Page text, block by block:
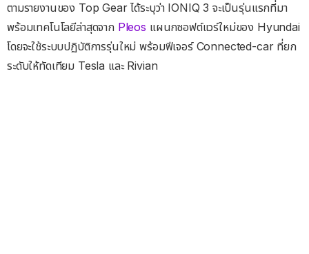
ตามรายงานของ Top Gear ได้ระบุว่า IONIQ 3 จะเป็นรุ่นแรกที่มา
พร้อมเทคโนโลยีล่าสุดจาก Pleos แผนกซอฟต์แวร์ใหม่ของ Hyundai
โดยจะใช้ระบบปฏิบัติการรุ่นใหม่ พร้อมฟีเจอร์ Connected-car ที่ยก
ระดับให้ทัดเทียม Tesla และ Rivian